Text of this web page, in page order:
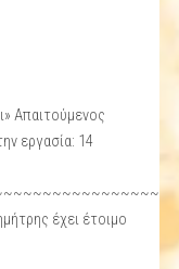
Απαιτούμενος
εργασία: 14
έχει έτοιμο